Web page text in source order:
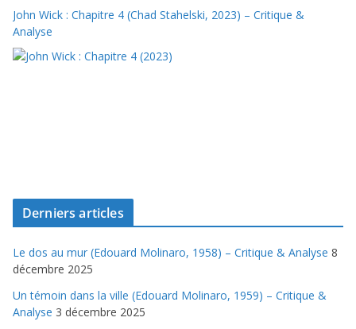
John Wick : Chapitre 4 (Chad Stahelski, 2023) – Critique &
Analyse
Derniers articles
Le dos au mur (Edouard Molinaro, 1958) – Critique & Analyse 8
décembre 2025
Un témoin dans la ville (Edouard Molinaro, 1959) – Critique &
Analyse 3 décembre 2025